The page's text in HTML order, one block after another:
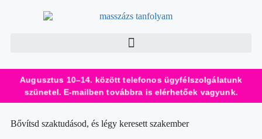
Augusztus 10–14. között telefonos ügyfélszolgálatunk
szünetel. E-mailben továbbra is elérhetőek vagyunk.
Bővítsd szaktudásod, és légy keresett szakember